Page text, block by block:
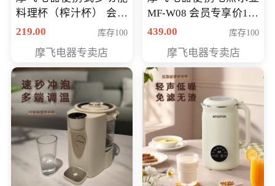
料理杯（榨汁杯） 会员
专享价118元
219.00 库存100
摩飞电器专卖店
MF-W08 会员专享价198
元
439.00 库存100
摩飞电器专卖店